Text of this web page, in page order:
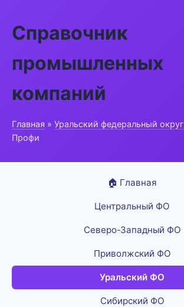
Справочник
промышленных
компаний
Главная » Уральский федеральный округ
Профи
🏠 Главная
Центральный ФО
Северо-Западный ФО
Приволжский ФО
Уральский ФО
Сибирский ФО